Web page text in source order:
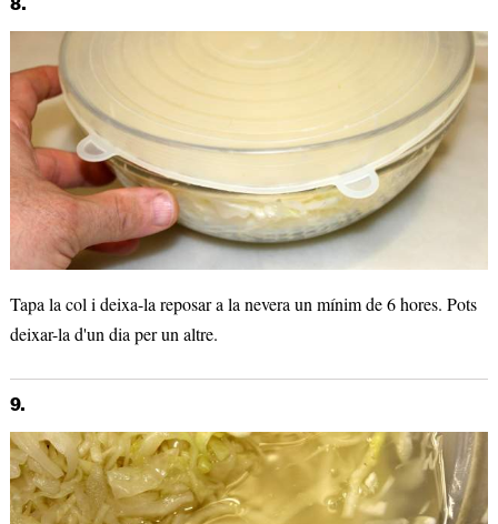
8.
Tapa la col i deixa-la reposar a la nevera un mínim de 6 hores. Pots
deixar-la d'un dia per un altre.
9.